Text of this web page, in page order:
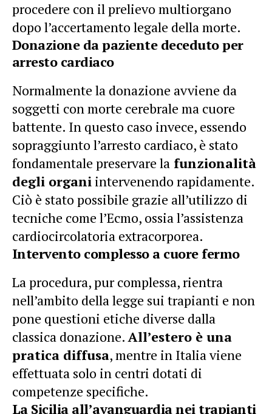
procedere con il prelievo multiorgano
dopo l’accertamento legale della morte.
Donazione da paziente deceduto per
arresto cardiaco
Normalmente la donazione avviene da
soggetti con morte cerebrale ma cuore
battente. In questo caso invece, essendo
sopraggiunto l’arresto cardiaco, è stato
fondamentale preservare la funzionalità
degli organi intervenendo rapidamente.
Ciò è stato possibile grazie all’utilizzo di
tecniche come l’Ecmo, ossia l’assistenza
cardiocircolatoria extracorporea.
Intervento complesso a cuore fermo
La procedura, pur complessa, rientra
nell’ambito della legge sui trapianti e non
pone questioni etiche diverse dalla
classica donazione.All’estero è una
pratica diffusa, mentre in Italia viene
effettuata solo in centri dotati di
competenze specifiche.
La Sicilia all’avanguardia nei trapianti